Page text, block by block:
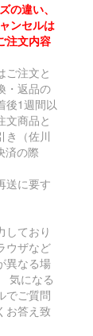
の違い、
ンセルは
注文内容
ご注文と
・返品の
後1週間以
文商品と
き（佐川
済の際
送に要す
しており
ウザなど
異なる場
気になる
でご質問
お答え致